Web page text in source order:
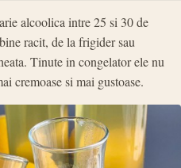
alcoolica intre 25 si 30 de
racit, de la frigider sau
Tinute in congelator ele nu
cremoase si mai gustoase.